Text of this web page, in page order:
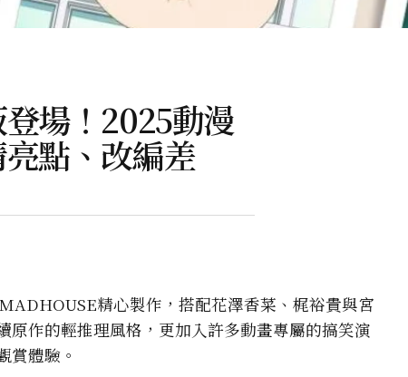
登場！2025動漫
點、改編差
精心製作，搭配花澤香菜、梶裕貴與宮
作的輕推理風格，更加入許多動畫專屬的搞笑演
賞體驗。